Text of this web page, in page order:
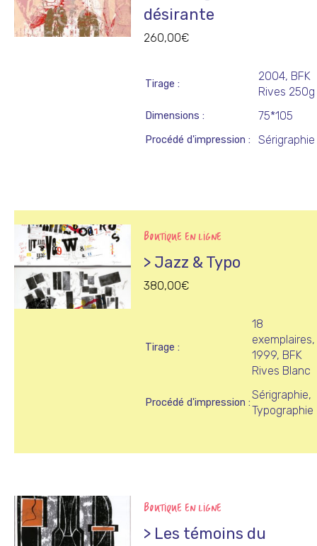
désirante
260,00€
Tirage
2004, BFK
Rives 250g
Dimensions 75*105
Procédé d'impression Sérigraphie
BOUTIQUE EN LIGNE
> Jazz & Typo
380,00€
Tirage
18
exemplaires,
1999, BFK
Rives Blanc
Procédé d'impression
Sérigraphie,
Typographie
BOUTIQUE EN LIGNE
> Les témoins du